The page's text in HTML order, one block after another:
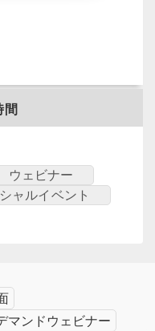
間
ウェビナー
ャルイベント
マンドウェビナー